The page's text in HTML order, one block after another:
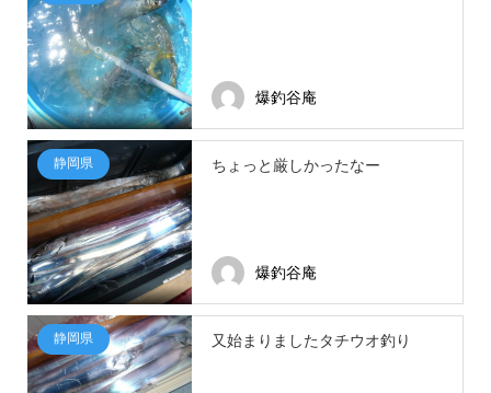
爆釣谷庵
静岡県 ちょっと厳しかったなー
爆釣谷庵
静岡県 又始まりましたタチウオ釣り